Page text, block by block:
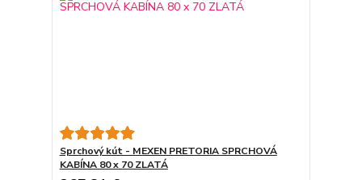
Sprchový kút - MEXEN PRETORIA SPRCHOVÁ
KABÍNA 80 x 70 ZLATÁ